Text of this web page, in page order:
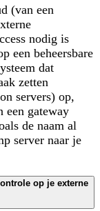
(van een
nodig is
een beheersbare
dat
zetten
servers) op,
een gateway
de naam al
server naar je
op je externe